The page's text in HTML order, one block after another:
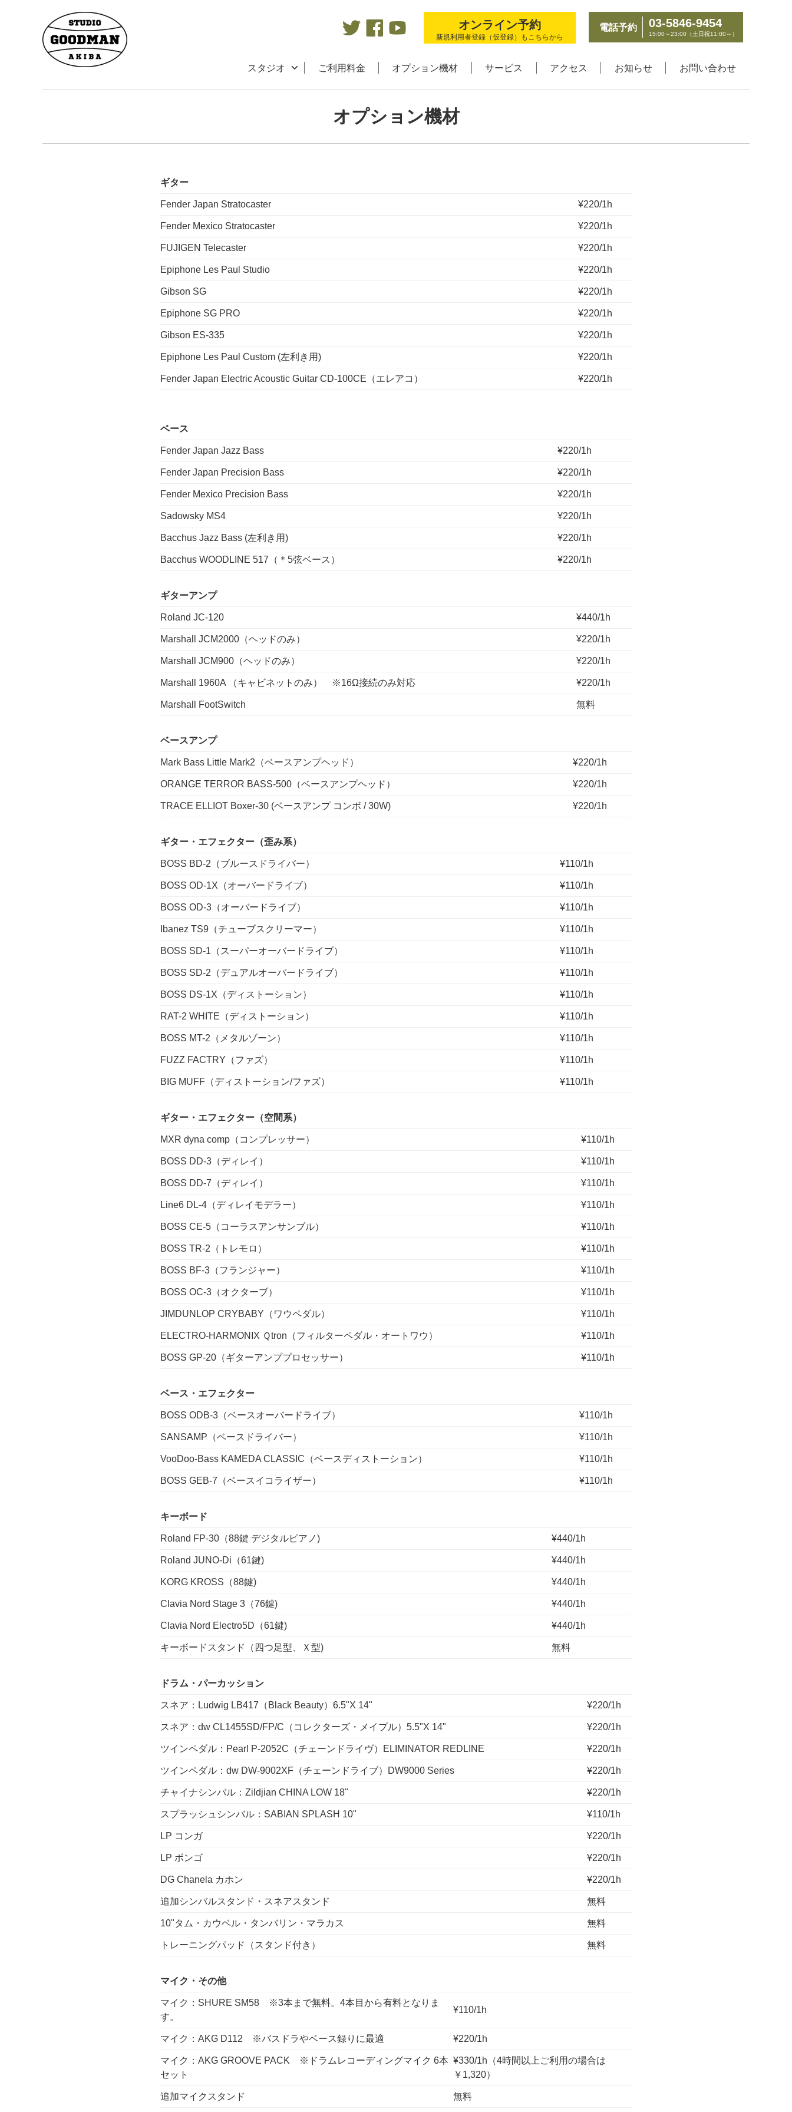
新規利用者登録（仮登録）もこちらから
電話予約 03-5846-9454
15:00～23:00（土日祝11:00～）
スタジオ ご利用料金 オプション機材 サービス アクセス お知らせ お問い合わせ
オプション機材
ギター
Fender Japan Stratocaster ¥220/1h
Fender Mexico Stratocaster ¥220/1h
FUJIGEN Telecaster ¥220/1h
Epiphone Les Paul Studio ¥220/1h
Gibson SG ¥220/1h
Epiphone SG PRO ¥220/1h
Gibson ES-335 ¥220/1h
Epiphone Les Paul Custom (左利き用) ¥220/1h
Fender Japan Electric Acoustic Guitar CD-100CE（エレアコ） ¥220/1h
ベース
Fender Japan Jazz Bass ¥220/1h
Fender Japan Precision Bass ¥220/1h
Fender Mexico Precision Bass ¥220/1h
Sadowsky MS4 ¥220/1h
Bacchus Jazz Bass (左利き用) ¥220/1h
Bacchus WOODLINE 517（＊5弦ベース） ¥220/1h
ギターアンプ
Roland JC-120 ¥440/1h
Marshall JCM2000（ヘッドのみ） ¥220/1h
Marshall JCM900（ヘッドのみ） ¥220/1h
Marshall 1960A （キャビネットのみ） ※16Ω接続のみ対応 ¥220/1h
Marshall FootSwitch 無料
ベースアンプ
Mark Bass Little Mark2（ベースアンプヘッド） ¥220/1h
ORANGE TERROR BASS-500（ベースアンプヘッド） ¥220/1h
TRACE ELLIOT Boxer-30 (ベースアンプ コンボ / 30W) ¥220/1h
ギター・エフェクター（歪み系）
BOSS BD-2（ブルースドライバー） ¥110/1h
BOSS OD-1X（オーバードライブ） ¥110/1h
BOSS OD-3（オーバードライブ） ¥110/1h
Ibanez TS9（チューブスクリーマー） ¥110/1h
BOSS SD-1（スーパーオーバードライブ） ¥110/1h
BOSS SD-2（デュアルオーバードライブ） ¥110/1h
BOSS DS-1X（ディストーション） ¥110/1h
RAT-2 WHITE（ディストーション） ¥110/1h
BOSS MT-2（メタルゾーン） ¥110/1h
FUZZ FACTRY（ファズ） ¥110/1h
BIG MUFF（ディストーション/ファズ） ¥110/1h
ギター・エフェクター（空間系）
MXR dyna comp（コンプレッサー） ¥110/1h
BOSS DD-3（ディレイ） ¥110/1h
BOSS DD-7（ディレイ） ¥110/1h
Line6 DL-4（ディレイモデラー） ¥110/1h
BOSS CE-5（コーラスアンサンブル） ¥110/1h
BOSS TR-2（トレモロ） ¥110/1h
BOSS BF-3（フランジャー） ¥110/1h
BOSS OC-3（オクターブ） ¥110/1h
JIMDUNLOP CRYBABY（ワウペダル） ¥110/1h
ELECTRO-HARMONIX Ｑtron（フィルターペダル・オートワウ） ¥110/1h
BOSS GP-20（ギターアンププロセッサー） ¥110/1h
ベース・エフェクター
BOSS ODB-3（ベースオーバードライブ） ¥110/1h
SANSAMP（ベースドライバー） ¥110/1h
VooDoo-Bass KAMEDA CLASSIC（ベースディストーション） ¥110/1h
BOSS GEB-7（ベースイコライザー） ¥110/1h
キーボード
Roland FP-30（88鍵 デジタルピアノ) ¥440/1h
Roland JUNO-Di（61鍵) ¥440/1h
KORG KROSS（88鍵) ¥440/1h
Clavia Nord Stage 3（76鍵) ¥440/1h
Clavia Nord Electro5D（61鍵) ¥440/1h
キーボードスタンド（四つ足型、Ｘ型) 無料
ドラム・パーカッション
スネア：Ludwig LB417（Black Beauty）6.5"X 14" ¥220/1h
スネア：dw CL1455SD/FP/C（コレクターズ・メイプル）5.5"X 14" ¥220/1h
ツインペダル：Pearl P-2052C（チェーンドライヴ）ELIMINATOR REDLINE ¥220/1h
ツインペダル：dw DW-9002XF（チェーンドライブ）DW9000 Series ¥220/1h
チャイナシンバル：Zildjian CHINA LOW 18" ¥220/1h
スプラッシュシンバル：SABIAN SPLASH 10" ¥110/1h
LP コンガ ¥220/1h
LP ボンゴ ¥220/1h
DG Chanela カホン ¥220/1h
追加シンバルスタンド・スネアスタンド 無料
10"タム・カウベル・タンバリン・マラカス 無料
トレーニングパッド（スタンド付き） 無料
マイク・その他
マイク：SHURE SM58 ※3本まで無料。4本目から有料となりま
す。
¥110/1h
マイク：AKG D112 ※バスドラやベース録りに最適 ¥220/1h
マイク：AKG GROOVE PACK ※ドラムレコーディングマイク 6本
セット
¥330/1h（4時間以上ご利用の場合は
￥1,320）
追加マイクスタンド 無料